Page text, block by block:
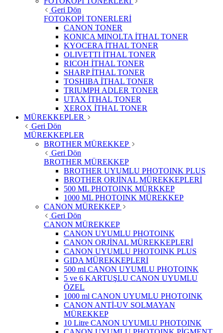
Geri Dön
FOTOKOPİ TONERLERİ
CANON TONER
KONICA MINOLTA İTHAL TONER
KYOCERA İTHAL TONER
OLIVETTI İTHAL TONER
RICOH İTHAL TONER
SHARP İTHAL TONER
TOSHIBA İTHAL TONER
TRIUMPH ADLER TONER
UTAX İTHAL TONER
XEROX İTHAL TONER
MÜREKKEPLER
Geri Dön
MÜREKKEPLER
BROTHER MÜREKKEP
Geri Dön
BROTHER MÜREKKEP
BROTHER UYUMLU PHOTOINK PLUS
BROTHER ORJİNAL MÜREKKEPLERİ
500 ML PHOTOINK MÜRKKEP
1000 ML PHOTOINK MÜREKKEP
CANON MÜREKKEP
Geri Dön
CANON MÜREKKEP
CANON UYUMLU PHOTOINK
CANON ORJİNAL MÜREKKEPLERİ
CANON UYUMLU PHOTOINK PLUS
GIDA MÜREKKEPLERİ
500 ml CANON UYUMLU PHOTOINK
5 ve 6 KARTUŞLU CANON UYUMLU
ÖZEL
1000 ml CANON UYUMLU PHOTOINK
CANON ANTİ-UV SOLMAYAN
MÜREKKEP
10 Litre CANON UYUMLU PHOTOINK